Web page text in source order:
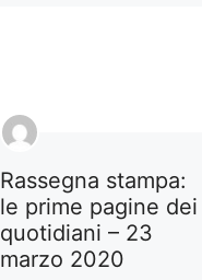
Rassegna stampa:
le prime pagine dei
quotidiani – 23
marzo 2020